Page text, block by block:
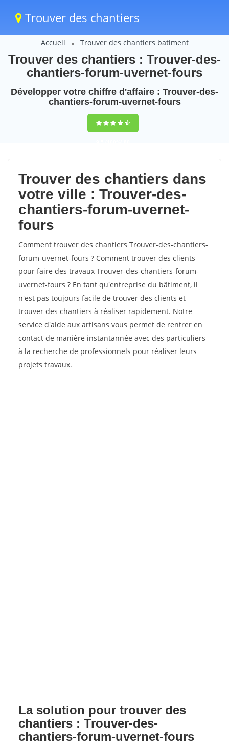
Trouver des chantiers
Accueil Trouver des chantiers batiment
Trouver des chantiers : Trouver-des-
chantiers-forum-uvernet-fours
Développer votre chiffre d'affaire : Trouver-des-
chantiers-forum-uvernet-fours
9,5(100%)80
votes
Trouver des chantiers dans
votre ville : Trouver-des-
chantiers-forum-uvernet-
fours
Comment trouver des chantiers Trouver-des-chantiers-
forum-uvernet-fours ? Comment trouver des clients
pour faire des travaux Trouver-des-chantiers-forum-
uvernet-fours ? En tant qu'entreprise du bâtiment, il
n'est pas toujours facile de trouver des clients et
trouver des chantiers à réaliser rapidement. Notre
service d'aide aux artisans vous permet de rentrer en
contact de manière instantannée avec des particuliers
à la recherche de professionnels pour réaliser leurs
projets travaux.
La solution pour trouver des
chantiers : Trouver-des-
chantiers-forum-uvernet-fours